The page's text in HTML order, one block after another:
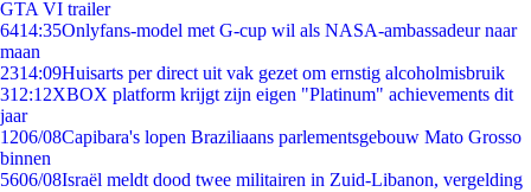
GTA VI trailer
6414:35Onlyfans-model met G-cup wil als NASA-ambassadeur naar
maan
2314:09Huisarts per direct uit vak gezet om ernstig alcoholmisbruik
312:12XBOX platform krijgt zijn eigen "Platinum" achievements dit
jaar
1206/08Capibara's lopen Braziliaans parlementsgebouw Mato Grosso
binnen
5606/08Israël meldt dood twee militairen in Zuid-Libanon, vergelding